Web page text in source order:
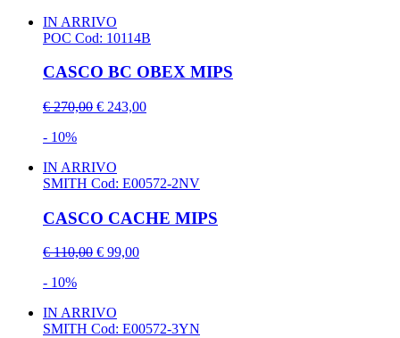
IN ARRIVO
POC Cod: 10114B
CASCO BC OBEX MIPS
€ 270,00 € 243,00
- 10%
IN ARRIVO
SMITH Cod: E00572-2NV
CASCO CACHE MIPS
€ 110,00 € 99,00
- 10%
IN ARRIVO
SMITH Cod: E00572-3YN